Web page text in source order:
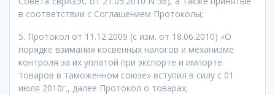
в соответствии с Соглашением Протоколы;
5. Протокол от 11.12.2009 (с изм. от 18.06.2010) «О
порядке взимания косвенных налогов и механизме
контроля за их уплатой при экспорте и импорте
товаров в таможенном союзе» вступил в силу с 01
июля 2010г., далее Протокол о товарах;